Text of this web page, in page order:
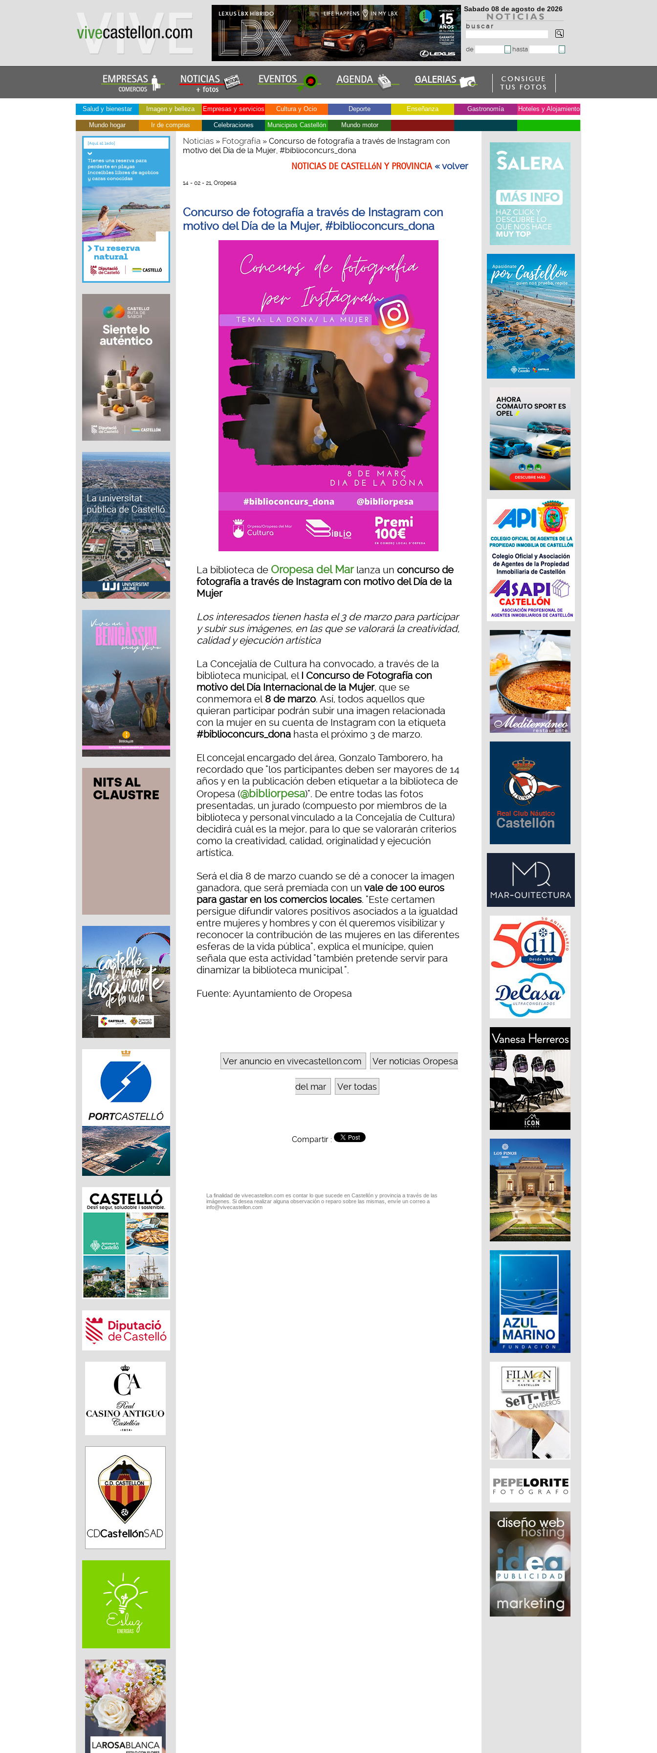
Sabado 08 de agosto de 2026
b u s c a r
de hasta
Salud y bienestar Imagen y belleza Empresas y servicios Cultura y Ocio Deporte Enseñanza Gastronomía Hoteles y Alojamiento
Mundo hogar Ir de compras Celebraciones Municipios Castellón Mundo motor
Noticias» Fotografía» Concurso de fotografía a través de Instagram con
motivo del Día de la Mujer, #biblioconcurs_dona
NOTICIAS DE CASTELLóN Y PROVINCIA« volver
14 - 02 - 21, Oropesa
Concurso de fotografía a través de Instagram con
motivo del Día de la Mujer, #biblioconcurs_dona
La biblioteca de Oropesa del Marlanza un concurso de
fotografía a través de Instagram con motivo del Día de la
Mujer
Los interesados ​​tienen hasta el 3 de marzo para participar
y subir sus imágenes, en las que se valorará la creatividad,
calidad y ejecución artística
La Concejalía de Cultura ha convocado, a través de la
biblioteca municipal, elI Concurso de Fotografía con
motivo del Día Internacional de la Mujer, que se
conmemora el8 de marzo. Así, todos aquellos que
quieran participar podrán subir una imagen relacionada
con la mujer en su cuenta de Instagram con la etiqueta
#biblioconcurs_dona hasta el próximo 3 de marzo.
El concejal encargado del área, Gonzalo Tamborero, ha
recordado que "los participantes deben ser mayores de 14
años y en la publicación deben etiquetar a la biblioteca de
Oropesa (@bibliorpesa)". De entre todas las fotos
presentadas, un jurado (compuesto por miembros de la
biblioteca y personal vinculado a la Concejalía de Cultura)
decidirá cuál es la mejor, para lo que se valorarán criterios
como la creatividad, calidad, originalidad y ejecución
artística.
Será el día 8 de marzo cuando se dé a conocer la imagen
ganadora, que será premiada con un vale de 100 euros
para gastar en los comercios locales. "Este certamen
persigue difundir valores positivos asociados a la igualdad
entre mujeres y hombres y con él queremos visibilizar y
reconocer la contribución de las mujeres en las diferentes
esferas de la vida pública", explica el munícipe, quien
señala que esta actividad "también pretende servir para
dinamizar la biblioteca municipal ".
Fuente: Ayuntamiento de Oropesa
Ver anuncio en vivecastellon.com Ver noticias Oropesa
del mar Ver todas
Compartir :
La finalidad de vivecastellon.com es contar lo que sucede en Castellón y provincia a través de las
imágenes. Si desea realizar alguna observación o reparo sobre las mismas, envíe un correo a
info@vivecastellon.com